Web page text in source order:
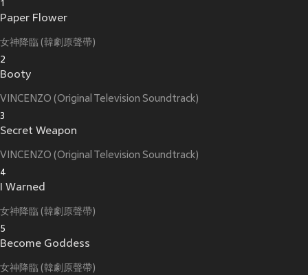
1
Paper Flower
女神降臨 (韓劇原聲帶)
2
Booty
VINCENZO (Original Television Soundtrack)
3
Secret Weapon
VINCENZO (Original Television Soundtrack)
4
I Warned
女神降臨 (韓劇原聲帶)
5
Become Goddess
女神降臨 (韓劇原聲帶)